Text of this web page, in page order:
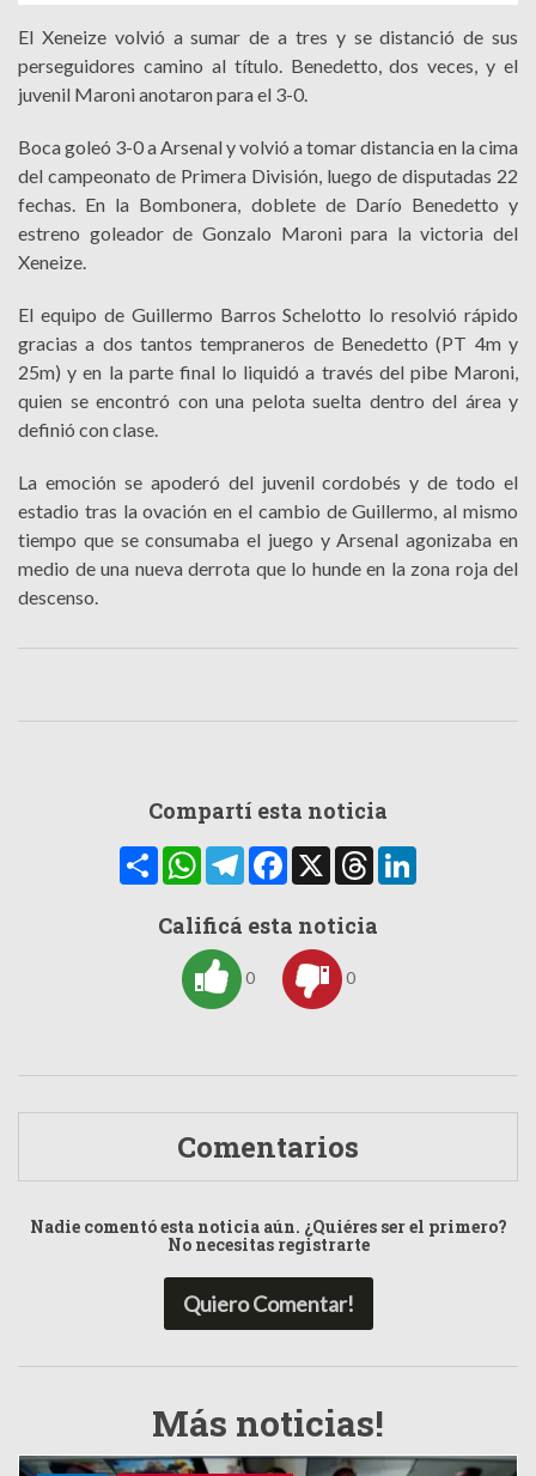
El Xeneize volvió a sumar de a tres y se distanció de sus
perseguidores camino al título. Benedetto, dos veces, y el
juvenil Maroni anotaron para el 3-0.
Boca goleó 3-0 a Arsenal y volvió a tomar distancia en la cima
del campeonato de Primera División, luego de disputadas 22
fechas. En la Bombonera, doblete de Darío Benedetto y
estreno goleador de Gonzalo Maroni para la victoria del
Xeneize.
El equipo de Guillermo Barros Schelotto lo resolvió rápido
gracias a dos tantos tempraneros de Benedetto (PT 4m y
25m) y en la parte final lo liquidó a través del pibe Maroni,
quien se encontró con una pelota suelta dentro del área y
definió con clase.
La emoción se apoderó del juvenil cordobés y de todo el
estadio tras la ovación en el cambio de Guillermo, al mismo
tiempo que se consumaba el juego y Arsenal agonizaba en
medio de una nueva derrota que lo hunde en la zona roja del
descenso.
Compartí esta noticia
CompartirWhatsAppTelegramFacebook
X Threads
Calificá esta noticia
0 0
Comentarios
Nadie comentó esta noticia aún. ¿Quiéres ser el primero?
No necesitas registrarte
Quiero Comentar!
Más noticias!